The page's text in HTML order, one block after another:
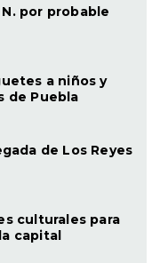
por probable
a niños y
de Puebla
de Los Reyes
culturales para
capital